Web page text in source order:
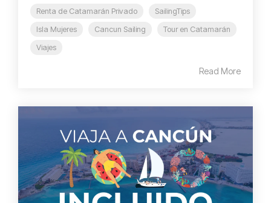
Renta de Catamarán Privado
SailingTips
Isla Mujeres
Cancun Sailing
Tour en Catamarán
Viajes
Read More